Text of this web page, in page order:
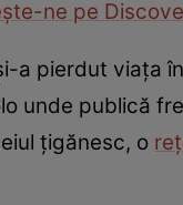
ne pe
a pierdut viața
unde publică
țigănesc, o